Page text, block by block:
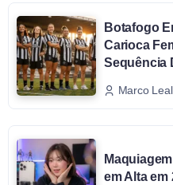
Botafogo
Carioca
Sequência
Marco Leal
em Alta em